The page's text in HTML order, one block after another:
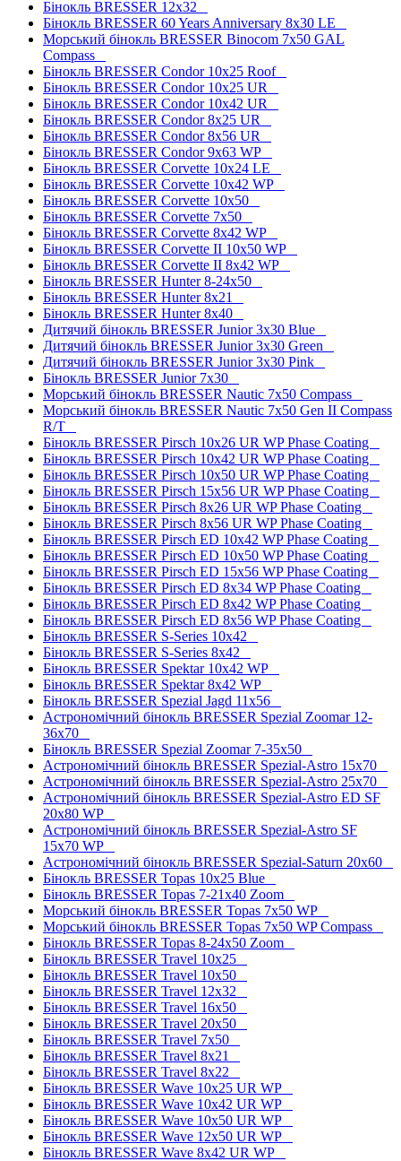
Бінокль BRESSER 12x32
Бінокль BRESSER 60 Years Anniversary 8x30 LE
Морський бінокль BRESSER Binocom 7x50 GAL
Compass
Бінокль BRESSER Condor 10x25 Roof
Бінокль BRESSER Condor 10x25 UR
Бінокль BRESSER Condor 10x42 UR
Бінокль BRESSER Condor 8x25 UR
Бінокль BRESSER Condor 8x56 UR
Бінокль BRESSER Condor 9x63 WP
Бінокль BRESSER Corvette 10x24 LE
Бінокль BRESSER Corvette 10x42 WP
Бінокль BRESSER Corvette 10x50
Бінокль BRESSER Corvette 7x50
Бінокль BRESSER Corvette 8x42 WP
Бінокль BRESSER Corvette II 10x50 WP
Бінокль BRESSER Corvette II 8x42 WP
Бінокль BRESSER Hunter 8-24x50
Бінокль BRESSER Hunter 8x21
Бінокль BRESSER Hunter 8x40
Дитячий бінокль BRESSER Junior 3x30 Blue
Дитячий бінокль BRESSER Junior 3x30 Green
Дитячий бінокль BRESSER Junior 3x30 Pink
Бінокль BRESSER Junior 7x30
Морський бінокль BRESSER Nautic 7x50 Compass
Морський бінокль BRESSER Nautic 7x50 Gen II Compass
R/T
Бінокль BRESSER Pirsch 10x26 UR WP Phase Coating
Бінокль BRESSER Pirsch 10x42 UR WP Phase Coating
Бінокль BRESSER Pirsch 10x50 UR WP Phase Coating
Бінокль BRESSER Pirsch 15x56 UR WP Phase Coating
Бінокль BRESSER Pirsch 8x26 UR WP Phase Coating
Бінокль BRESSER Pirsch 8x56 UR WP Phase Coating
Бінокль BRESSER Pirsch ED 10x42 WP Phase Coating
Бінокль BRESSER Pirsch ED 10x50 WP Phase Coating
Бінокль BRESSER Pirsch ED 15x56 WP Phase Coating
Бінокль BRESSER Pirsch ED 8x34 WP Phase Coating
Бінокль BRESSER Pirsch ED 8x42 WP Phase Coating
Бінокль BRESSER Pirsch ED 8x56 WP Phase Coating
Бінокль BRESSER S-Series 10x42
Бінокль BRESSER S-Series 8x42
Бінокль BRESSER Spektar 10x42 WP
Бінокль BRESSER Spektar 8x42 WP
Бінокль BRESSER Spezial Jagd 11x56
Астрономічний бінокль BRESSER Spezial Zoomar 12-
36x70
Бінокль BRESSER Spezial Zoomar 7-35x50
Астрономічний бінокль BRESSER Spezial-Astro 15x70
Астрономічний бінокль BRESSER Spezial-Astro 25x70
Астрономічний бінокль BRESSER Spezial-Astro ED SF
20x80 WP
Астрономічний бінокль BRESSER Spezial-Astro SF
15x70 WP
Астрономічний бінокль BRESSER Spezial-Saturn 20x60
Бінокль BRESSER Topas 10x25 Blue
Бінокль BRESSER Topas 7-21x40 Zoom
Морський бінокль BRESSER Topas 7x50 WP
Морський бінокль BRESSER Topas 7x50 WP Compass
Бінокль BRESSER Topas 8-24x50 Zoom
Бінокль BRESSER Travel 10x25
Бінокль BRESSER Travel 10x50
Бінокль BRESSER Travel 12x32
Бінокль BRESSER Travel 16x50
Бінокль BRESSER Travel 20x50
Бінокль BRESSER Travel 7x50
Бінокль BRESSER Travel 8x21
Бінокль BRESSER Travel 8x22
Бінокль BRESSER Wave 10x25 UR WP
Бінокль BRESSER Wave 10x42 UR WP
Бінокль BRESSER Wave 10x50 UR WP
Бінокль BRESSER Wave 12x50 UR WP
Бінокль BRESSER Wave 8x42 UR WP